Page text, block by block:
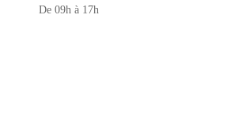
De 09h à 17h